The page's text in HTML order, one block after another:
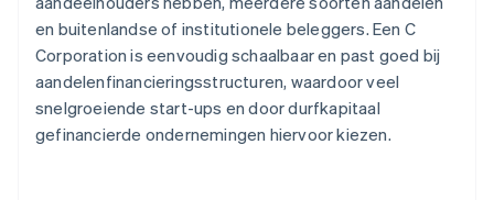
en buitenlandse of institutionele beleggers. Een C
Corporation is eenvoudig schaalbaar en past goed bij
aandelenfinancieringsstructuren, waardoor veel
snelgroeiende start-ups en door durfkapitaal
gefinancierde ondernemingen hiervoor kiezen.